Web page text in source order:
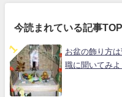
今読まれている記事
お盆の飾り方
職に聞いてみよ